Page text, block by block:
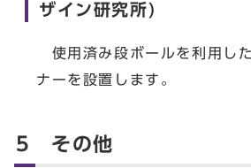
ザイン研究所)
使用済み段ボールを利用し
ナーを設置します。
5 その他